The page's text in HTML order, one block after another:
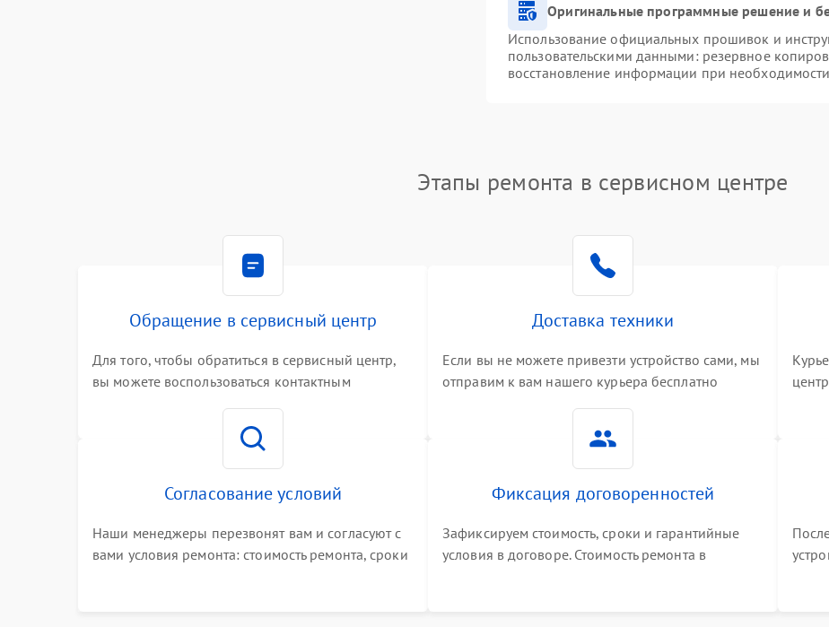
Оригинальные программные решение и
Использование официальных прошивок и
пользовательскими данными: резервное
восстановление информации при необходимости
Этапы ремонта в сервисном центре
Обращение в сервисный центр
Для того, чтобы обратиться в сервисный центр,
вы можете воспользоваться контактным
номер телефона на сайте
Доставка техники
Если вы не можете привезти устройство сами, мы
отправим к вам нашего курьера бесплатно
Согласование условий
Наши менеджеры перезвонят вам и согласуют с
вами условия ремонта: стоимость ремонта, сроки
Фиксация договоренностей
Зафиксируем стоимость, сроки и гарантийные
условия в договоре. Стоимость ремонта в